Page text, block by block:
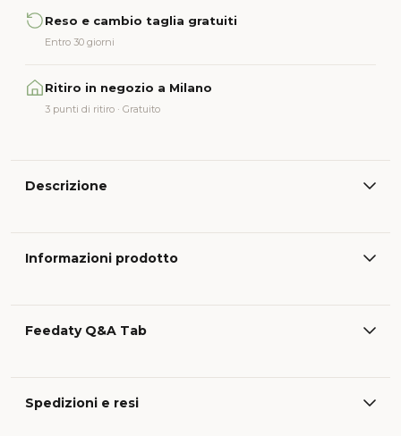
Reso e cambio taglia gratuiti
Entro 30 giorni
Ritiro in negozio a Milano
3 punti di ritiro · Gratuito
Descrizione
Informazioni prodotto
Feedaty Q&A Tab
Spedizioni e resi